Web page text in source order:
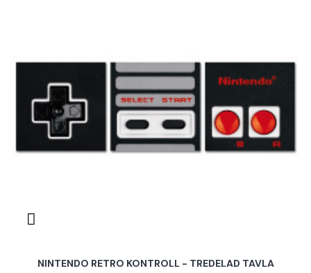
NINTENDO RETRO KONTROLL - TREDELAD TAVLA